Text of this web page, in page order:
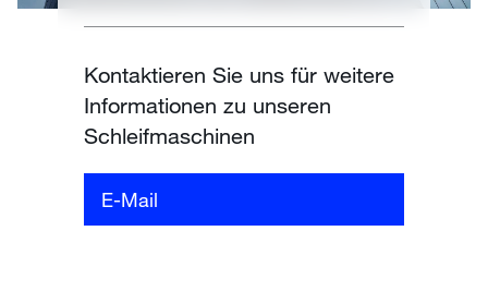
Kontaktieren Sie uns für weitere
Informationen zu unseren
Schleifmaschinen
E-Mail